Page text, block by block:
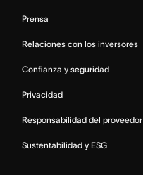
Prensa
Relaciones con los inversores
Confianza y seguridad
Privacidad
Responsabilidad del proveedor
Sustentabilidad y ESG